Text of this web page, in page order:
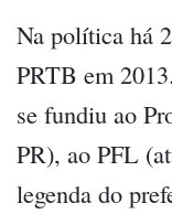
Na política há
PRTB em
se fundiu ao
PR), ao PFL
legenda do